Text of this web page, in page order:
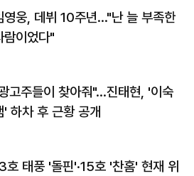
영웅, 데뷔 10주년…"난 늘 부족한
람이었다"
고주들이 찾아줘"…진태현, '이숙
' 하차 후 근황 공개
호 태풍 '돌핀'·15호 '찬홈' 현재 위